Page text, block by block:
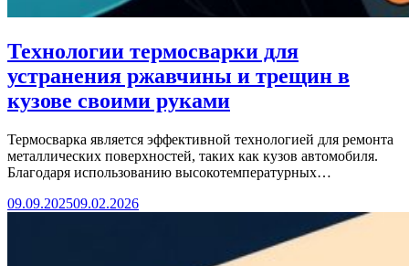
Технологии термосварки для
устранения ржавчины и трещин в
кузове своими руками
Термосварка является эффективной технологией для ремонта
металлических поверхностей, таких как кузов автомобиля.
Благодаря использованию высокотемпературных…
09.09.202509.02.2026